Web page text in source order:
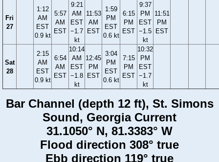
Fri
27
1:12
AM
EST
0.9 kt
5:57
AM
EST
9:21
AM
EST
−1.7
kt
11:53
AM
EST
1:59
PM
EST
0.6 kt
6:15
PM
EST
9:37
PM
EST
−1.5
kt
11:51
PM
EST
Sat
28
2:15
AM
EST
0.9 kt
6:54
AM
EST
10:14
AM
EST
−1.8
kt
12:45
PM
EST
3:04
PM
EST
0.6 kt
7:15
PM
EST
10:32
PM
EST
−1.7
kt
Bar Channel (depth 12 ft), St. Simons
Sound, Georgia Current
31.1050° N, 81.3383° W
Flood direction 308° true
Ebb direction 119° true